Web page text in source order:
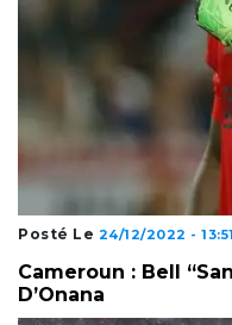
Posté Le 24/12/2022 - 13:51
Cameroun : Bell
D’Onana